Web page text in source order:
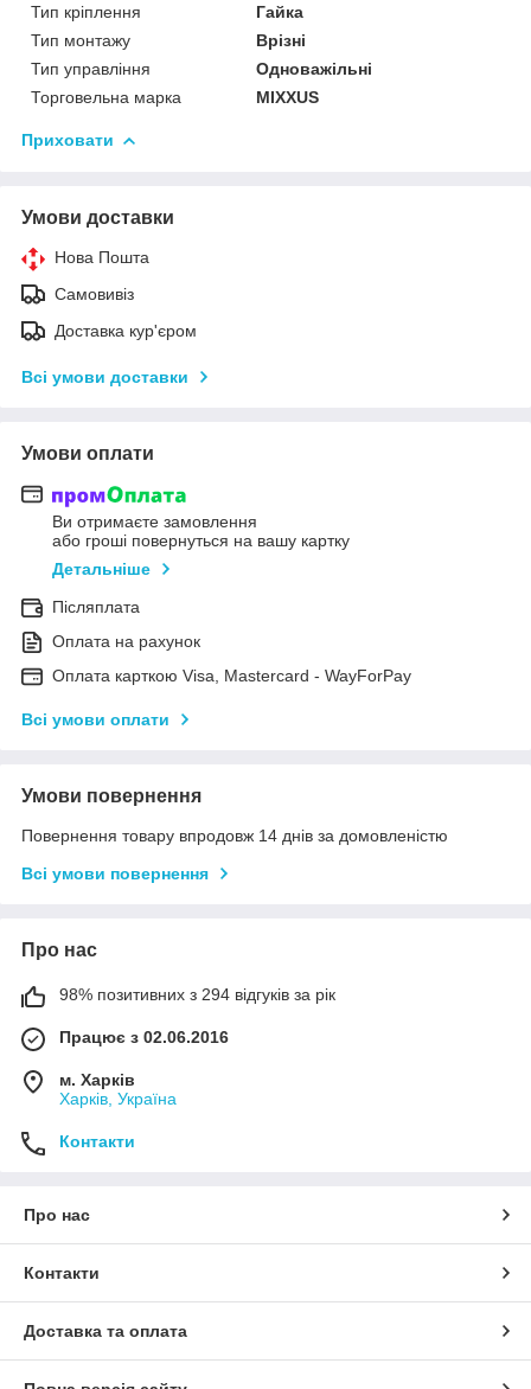
Тип кріплення
Гайка
Тип монтажу
Врізні
Тип управління
Одноважільні
Торговельна марка
MIXXUS
Приховати
Умови доставки
Нова Пошта
Самовивіз
Доставка кур'єром
Всі умови доставки
Умови оплати
Ви отримаєте замовлення
або гроші повернуться на вашу картку
Детальніше
Післяплата
Оплата на рахунок
Оплата карткою Visa, Mastercard - WayForPay
Всі умови оплати
Умови повернення
Повернення товару впродовж 14 днів за домовленістю
Всі умови повернення
Про нас
98% позитивних з 294 відгуків за рік
Працює з 02.06.2016
м. Харків
Харків, Україна
Контакти
Про нас
Контакти
Доставка та оплата